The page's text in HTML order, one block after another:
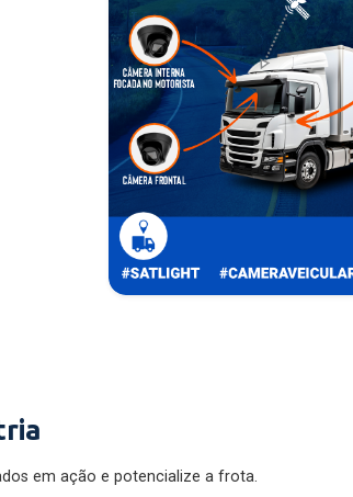
em ação e potencialize a frota.